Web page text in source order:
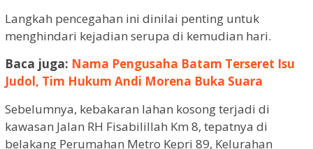
Langkah pencegahan ini dinilai penting untuk
menghindari kejadian serupa di kemudian hari.
Baca juga: Nama Pengusaha Batam Terseret Isu
Judol, Tim Hukum Andi Morena Buka Suara
Sebelumnya, kebakaran lahan kosong terjadi di
kawasan Jalan RH Fisabilillah Km 8, tepatnya di
belakang Perumahan Metro Kepri 89, Kelurahan